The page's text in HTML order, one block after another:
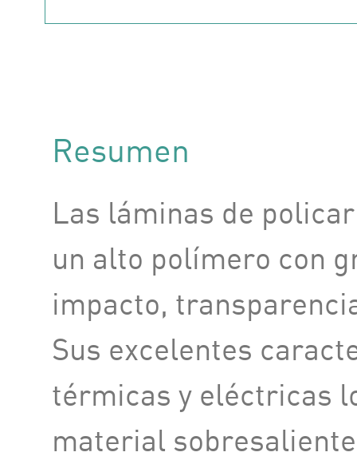
Resumen
Las láminas de
un alto polímero con
impacto,
Sus excelentes
térmicas y eléctricas
material